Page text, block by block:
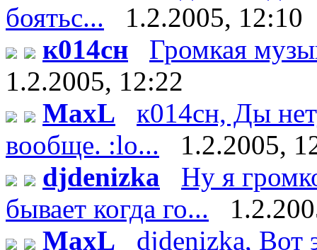
боятьс...
1.2.2005, 12:10
к014сн
Громкая
1.2.2005, 12:22
MaxL
к014сн, Ды
вообще. :lo...
1.2.2005,
djdenizka
Ну я
бывает когда го...
MaxL
djdenizka, Вот